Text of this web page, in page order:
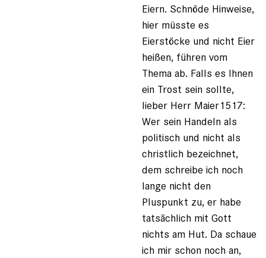
Eiern. Schnöde Hinweise,
hier müsste es
Eierstöcke und nicht Eier
heißen, führen vom
Thema ab. Falls es Ihnen
ein Trost sein sollte,
lieber Herr Maier1517:
Wer sein Handeln als
politisch und nicht als
christlich bezeichnet,
dem schreibe ich noch
lange nicht den
Pluspunkt zu, er habe
tatsächlich mit Gott
nichts am Hut. Da schaue
ich mir schon noch an,